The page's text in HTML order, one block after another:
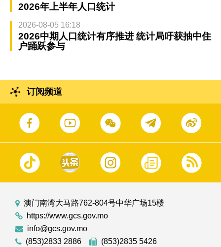
2026年上半年人口统计
2026-08-05 16:18
2026中期人口统计有序推进 统计局吁获抽中住
户踊跃参与
订阅频道
澳门南湾大马路762-804号中华广场15楼
https://www.gcs.gov.mo
info@gcs.gov.mo
(853)2833 2886
(853)2835 5426